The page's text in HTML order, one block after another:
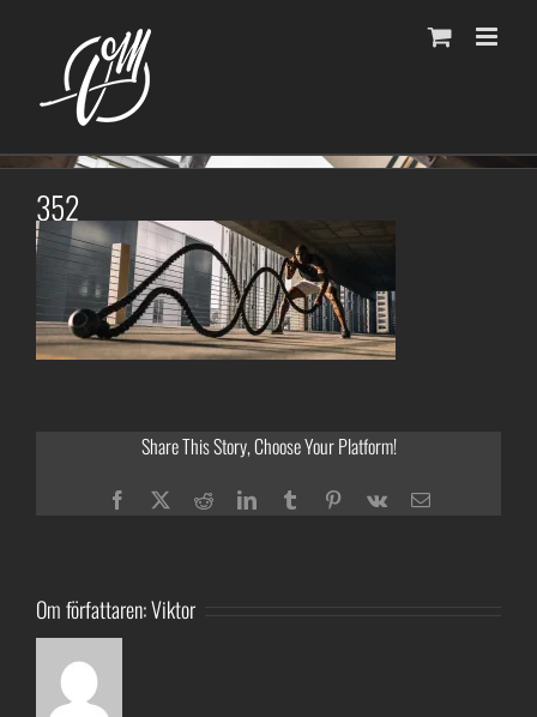
innehållet
352
Share This Story, Choose Your Platform!
Facebook
TwitterRedditLinkedInTumblrPinterest
Vk
E-
Om författaren:Viktor